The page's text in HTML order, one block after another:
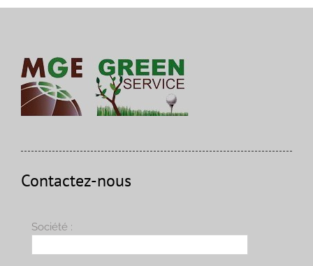
Contactez-nous
Société :